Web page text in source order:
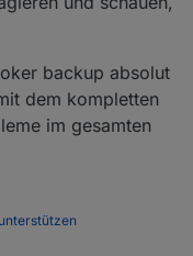
das Backup ohne
unbrauchbar war.
das
backup absolut
dem kompletten
im gesamten